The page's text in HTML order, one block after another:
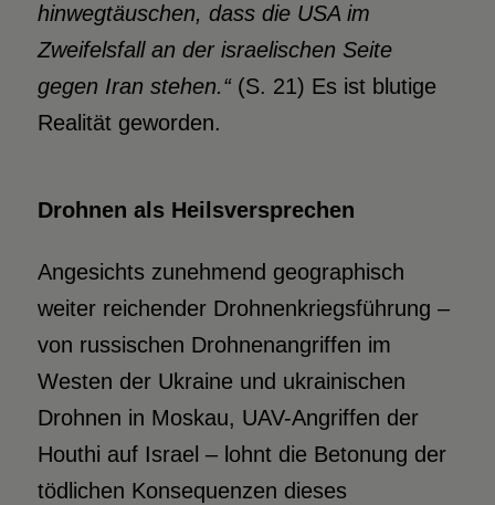
hinwegtäuschen, dass dieUSA im
Zweifelsfall an der israelischen Seite
gegen Iran stehen.“(S. 21) Es ist blutige
Realität geworden.
Drohnen als Heilsversprechen
Angesichts zunehmend geographisch
weiter reichender Drohnenkriegsführung –
von russischen Drohnenangriffen im
Westen der Ukraine und ukrainischen
Drohnen in Moskau, UAV-Angriffen der
Houthi auf Israel – lohnt die Betonung der
tödlichen Konsequenzen dieses